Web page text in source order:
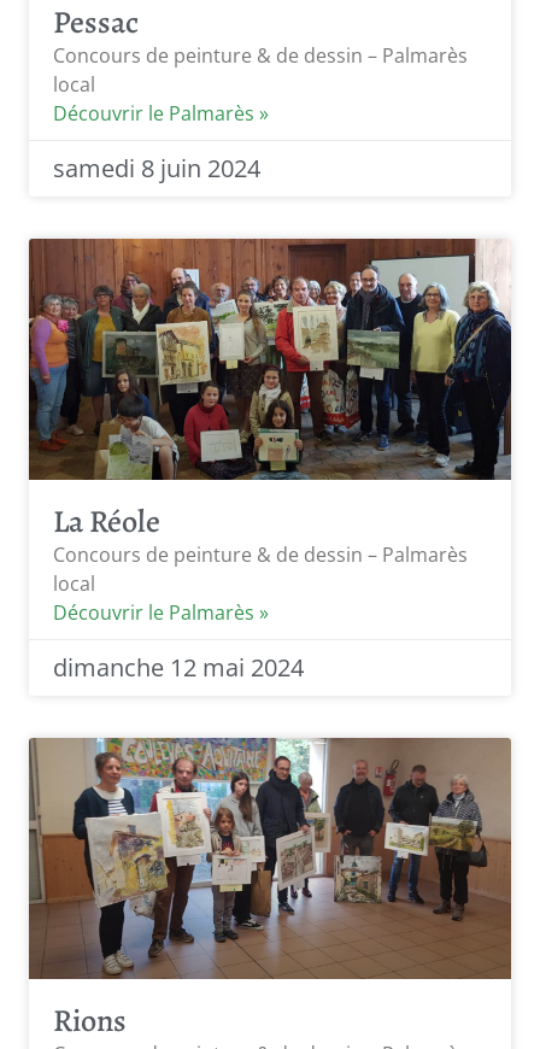
Pessac
Concours de peinture & de dessin – Palmarès
local
Découvrir le Palmarès »
samedi 8 juin 2024
La Réole
Concours de peinture & de dessin – Palmarès
local
Découvrir le Palmarès »
dimanche 12 mai 2024
Rions